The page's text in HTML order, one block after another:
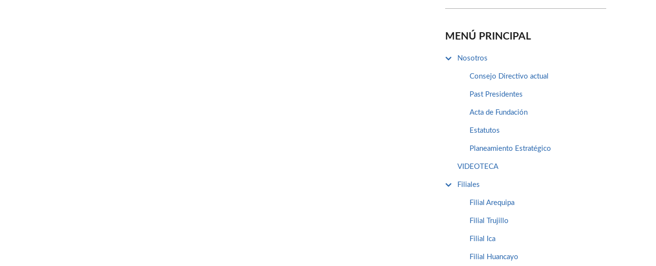
MENÚ PRINCIPAL
Nosotros
Consejo Directivo actual
Past Presidentes
Acta de Fundación
Estatutos
Planeamiento Estratégico
VIDEOTECA
Filiales
Filial Arequipa
Filial Trujillo
Filial Ica
Filial Huancayo